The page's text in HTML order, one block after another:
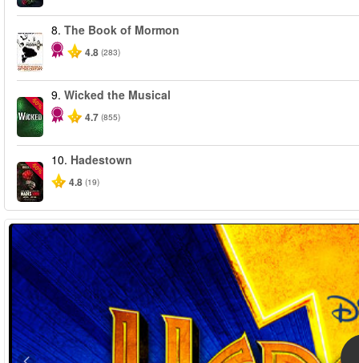
8. The Book of Mormon
4.8 (283)
-50%
9. Wicked the Musical
4.7 (855)
-50%
10. Hadestown
4.8 (19)